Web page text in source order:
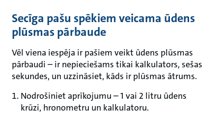
Secīga pašu spēkiem veicama ūdens
plūsmas pārbaude
Vēl viena iespēja ir pašiem veikt ūdens plūsmas
pārbaudi – ir nepieciešams tikai kalkulators, sešas
sekundes, un uzzināsiet, kāds ir plūsmas ātrums.
Nodrošiniet aprīkojumu – 1 vai 2 litru ūdens
krūzi, hronometru un kalkulatoru.